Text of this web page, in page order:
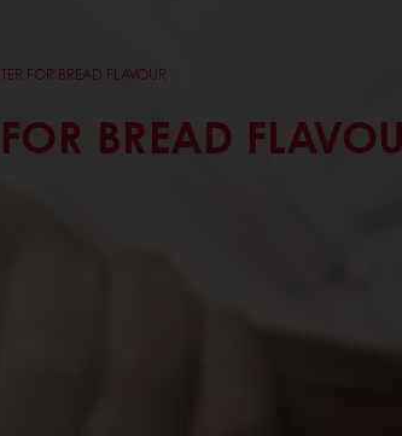
FOR BREAD FLAVOUR
BREAD